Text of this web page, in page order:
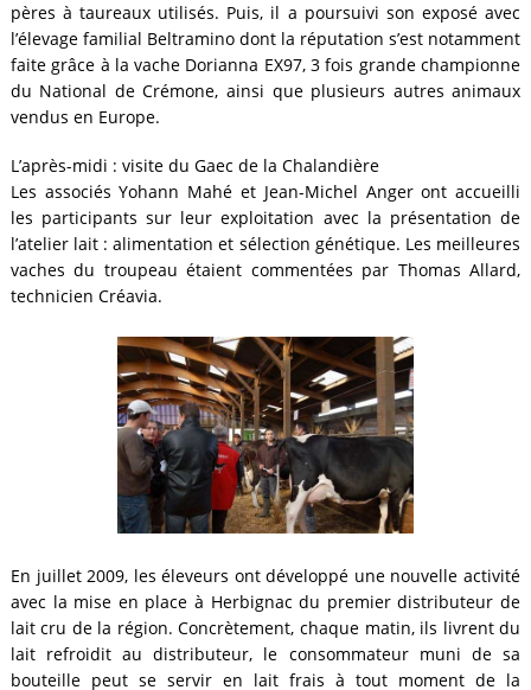
pères à taureaux utilisés. Puis, il a poursuivi son exposé avec
l’élevage familial Beltramino dont la réputation s’est notamment
faite grâce à la vache Dorianna EX97, 3 fois grande championne
du National de Crémone, ainsi que plusieurs autres animaux
vendus en Europe.
L’après-midi : visite du Gaec de la Chalandière
Les associés Yohann Mahé et Jean-Michel Anger ont accueilli
les participants sur leur exploitation avec la présentation de
l’atelier lait : alimentation et sélection génétique. Les meilleures
vaches du troupeau étaient commentées par Thomas Allard,
technicien Créavia.
En juillet 2009, les éleveurs ont développé une nouvelle activité
avec la mise en place à Herbignac du premier distributeur de
lait cru de la région. Concrètement, chaque matin, ils livrent du
lait refroidit au distributeur, le consommateur muni de sa
bouteille peut se servir en lait frais à tout moment de la